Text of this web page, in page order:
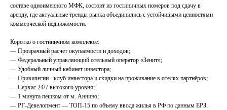
составе одноименного МФК, состоит из гостиничных номеров под сдачу в
аренду, где актуальные тренды рынка объединились с устойчивыми ценностями
коммерческой недвижимости.
Коротко о гостиничном комплексе:
— Прозрачный расчет окупаемости и доходов;
— Федеральный управляющий отельный оператор «Зенит»;
— Удобный личный кабинет инвестора;
— Привилегии - клуб инвестора и скидки на проживание в отелях партнёров;
— Сервис 24/7 высокого уровня;
— 1 минута пешком от м. Аннино;
— РГ-Девелопмент — ТОП-15 по объему ввода жилья в РФ по данным ЕРЗ.